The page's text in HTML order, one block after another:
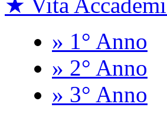
★ Vita
» 1° Anno
» 2° Anno
» 3° Anno